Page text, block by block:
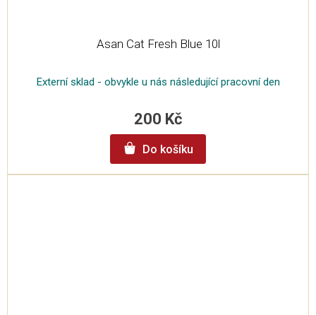
Asan Cat Fresh Blue 10l
Externí sklad - obvykle u nás následující pracovní den
200 Kč
Do košíku